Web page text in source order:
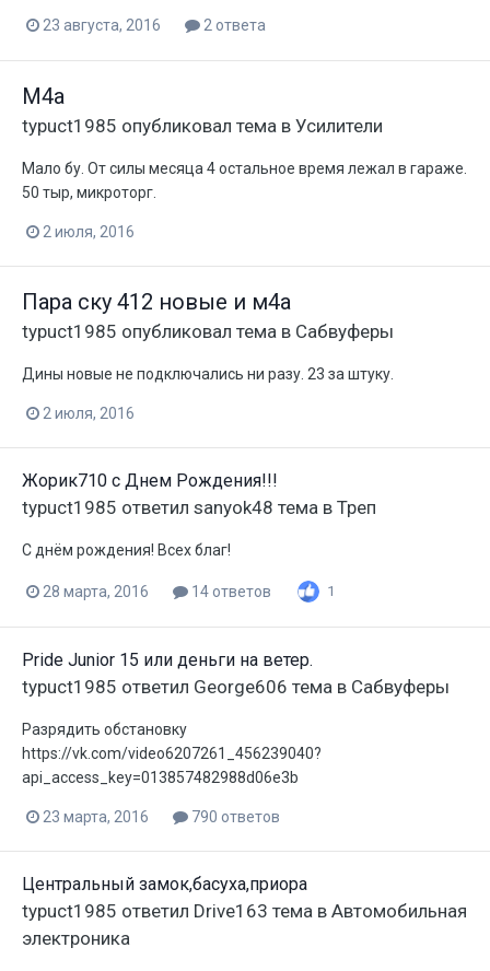
23 августа, 2016 2 ответа
М4а
typuct1985 опубликовал тема в Усилители
Мало бу. От силы месяца 4 остальное время лежал в гараже.
50 тыр, микроторг.
2 июля, 2016
Пара ску 412 новые и м4а
typuct1985 опубликовал тема в Сабвуферы
Дины новые не подключались ни разу. 23 за штуку.
2 июля, 2016
Жорик710 с Днем Рождения!!!
typuct1985 ответил sanyok48 тема в Треп
С днём рождения! Всех благ!
28 марта, 2016 14 ответов 1
Pride Junior 15 или деньги на ветер.
typuct1985 ответил George606 тема в Сабвуферы
Разрядить обстановку
https://vk.com/video6207261_456239040?
api_access_key=013857482988d06e3b
23 марта, 2016 790 ответов
Центральный замок,басуха,приора
typuct1985 ответил Drive163 тема в Автомобильная
электроника